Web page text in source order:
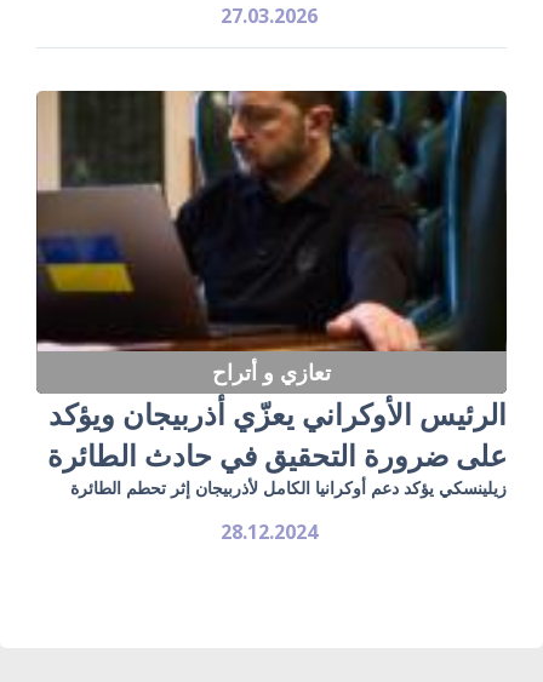
27.03.2026
تعازي و أتراح
الرئيس الأوكراني يعزّي أذربيجان ويؤكد
على ضرورة التحقيق في حادث الطائرة
زيلينسكي يؤكد دعم أوكرانيا الكامل لأذربيجان إثر تحطم الطائرة
28.12.2024